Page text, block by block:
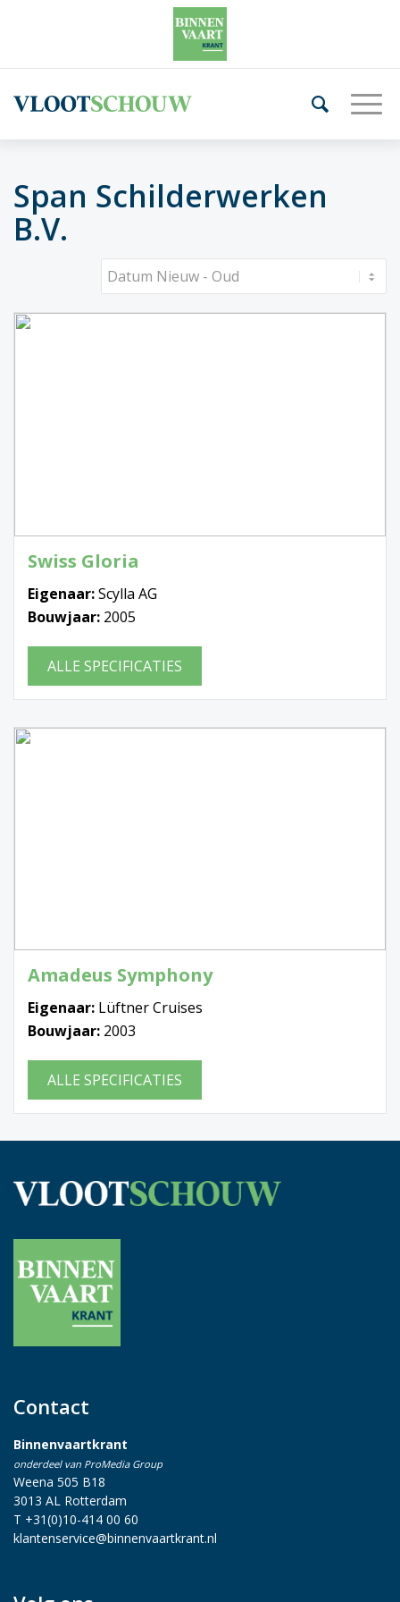
Span Schilderwerken
B.V.
Swiss Gloria
Eigenaar:Scylla AG
Bouwjaar: 2005
ALLE SPECIFICATIES
Amadeus Symphony
Eigenaar: Lüftner Cruises
Bouwjaar: 2003
ALLE SPECIFICATIES
Contact
Binnenvaartkrant
onderdeel van ProMedia Group
Weena 505 B18
3013 AL Rotterdam
T +31(0)10-414 00 60
klantenservice@binnenvaartkrant.nl